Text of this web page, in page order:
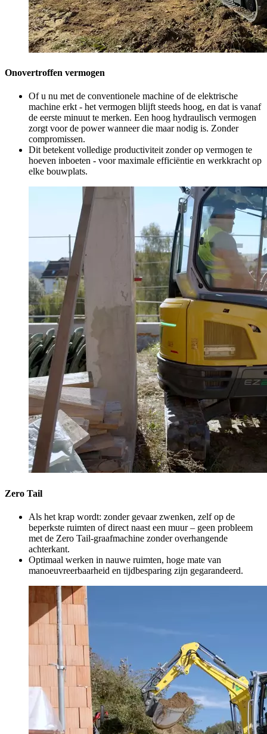
Onovertroffen vermogen
Of u nu met de conventionele machine of de elektrische
machine erkt - het vermogen blijft steeds hoog, en dat is vanaf
de eerste minuut te merken. Een hoog hydraulisch vermogen
zorgt voor de power wanneer die maar nodig is. Zonder
compromissen.
Dit betekent volledige productiviteit zonder op vermogen te
hoeven inboeten - voor maximale efficiëntie en werkkracht op
elke bouwplats.
Zero Tail
Als het krap wordt: zonder gevaar zwenken, zelf op de
beperkste ruimten of direct naast een muur – geen probleem
met de Zero Tail-graafmachine zonder overhangende
achterkant.
Optimaal werken in nauwe ruimten, hoge mate van
manoeuvreerbaarheid en tijdbesparing zijn gegarandeerd.